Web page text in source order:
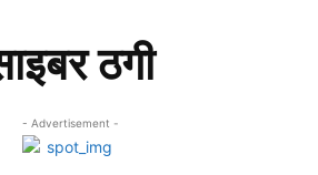
ठगी
- Advertisement -